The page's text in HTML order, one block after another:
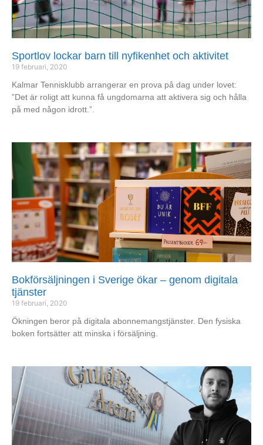
Sportlov lockar barn till nyfikenhet och aktivitet
19 februari, 2020
Kalmar Tennisklubb arrangerar en prova på dag under lovet:
”Det är roligt att kunna få ungdomarna att aktivera sig och hålla
på med någon idrott.”.
Bokförsäljningen i Sverige ökar – genom digitala
tjänster
19 februari, 2020
Ökningen beror på digitala abonnemangstjänster. Den fysiska
boken fortsätter att minska i försäljning.